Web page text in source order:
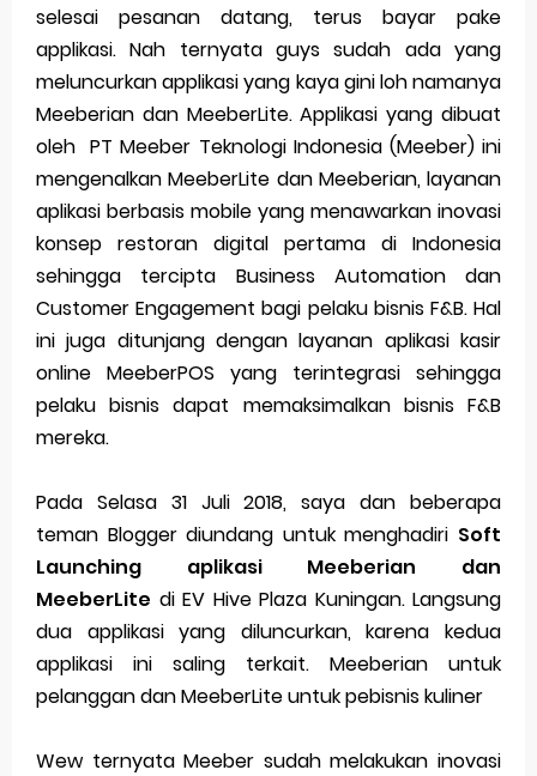
selesai pesanan datang, terus bayar pake
applikasi. Nah ternyata guys sudah ada yang
meluncurkan applikasi yang kaya gini loh namanya
Meeberian dan MeeberLite. Applikasi yang dibuat
oleh PT Meeber Teknologi Indonesia (Meeber) ini
mengenalkan MeeberLite dan Meeberian, layanan
aplikasi berbasis mobile yang menawarkan inovasi
konsep restoran digital pertama di Indonesia
sehingga tercipta Business Automation dan
Customer Engagement bagi pelaku bisnis F&B. Hal
ini juga ditunjang dengan layanan aplikasi kasir
online MeeberPOS yang terintegrasi sehingga
pelaku bisnis dapat memaksimalkan bisnis F&B
mereka.
Pada Selasa 31 Juli 2018, saya dan beberapa
teman Blogger diundang untuk menghadiri Soft
Launching aplikasi Meeberian dan
MeeberLite di EV Hive Plaza Kuningan. Langsung
dua applikasi yang diluncurkan, karena kedua
applikasi ini saling terkait. Meeberian untuk
pelanggan dan MeeberLite untuk pebisnis kuliner
Wew ternyata Meeber sudah melakukan inovasi